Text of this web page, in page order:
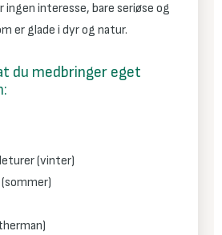
ingen interesse, bare seriøse og
er glade i dyr og natur.
du medbringer eget
(vinter)